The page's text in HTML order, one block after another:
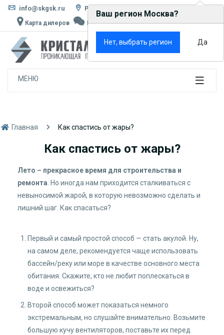
info@skgsk.ru Россия, г. Москва, ул. Кетчерская, д. 13
Карта дилеров Написать в MAX Rutube VK
0
МЕНЮ
Главная Как спастись от жары?
Как спастись от жары?
Лето – прекрасное время для строительства и
ремонта . Но иногда нам приходится сталкиваться с
невыносимой жарой, в которую невозможно сделать и
лишний шаг. Как спасаться?
Первый и самый простой способ — стать акулой. Ну,
на самом деле, рекомендуется чаще использовать
бассейн/реку или море в качестве основного места
обитания. Скажите, кто не любит поплескаться в
воде и освежиться?
Второй способ может показаться немного
экстремальным, но слушайте внимательно. Возьмите
большую кучу вентиляторов, поставьте их перед
Ваш регион Москва?
Нет, выбрать регион Да